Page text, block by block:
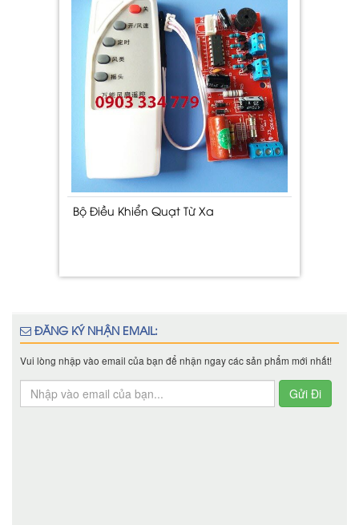
Bộ Điều Khiển Quạt Từ Xa
ĐĂNG KÝ NHẬN EMAIL:
Vui lòng nhập vào email của bạn để nhận ngay các sản phẩm mới nhất!